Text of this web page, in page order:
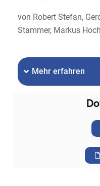
von Robert Stefan,
Stammer, Markus
Mehr erfahren